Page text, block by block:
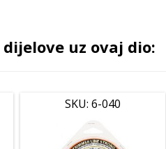
uz ovaj dio:
SKU: 6-040